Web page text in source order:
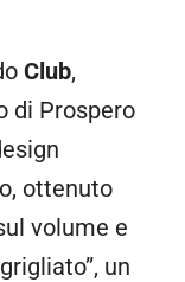
Club,
di Prospero
ottenuto
volume e
un